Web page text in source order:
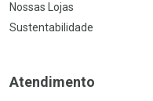
Nossas Lojas
Sustentabilidade
Atendimento